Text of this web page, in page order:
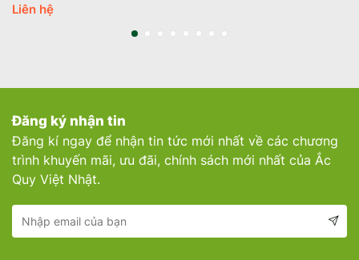
Liên hệ
Đăng ký nhận tin
Đăng kí ngay để nhận tin tức mới nhất về các chương
trình khuyến mãi, ưu đãi, chính sách mới nhất của Ắc
Quy Việt Nhật.